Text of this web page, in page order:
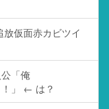
仮面赤カビツイ
「俺
！」 ← は？